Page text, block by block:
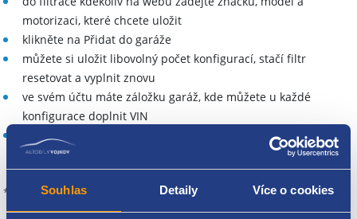
Souhlas Detaily Více o cookies
motorizaci, které chcete uložit
klikněte na Přidat do garáže
můžete si uložit libovolný počet konfigurací, stačí filtr
resetovat a vyplnit znovu
ve svém účtu máte záložku garáž, kde můžete u každé
konfigurace doplnit VIN
přihlaste se k odběru newsletteru a my Vám pošleme
informaci o novém vozu k demontáži, jakmile se u nás objeví
* Nastaví filtraci vozidla na e-shopu a nenahrazuje dekodér VIN.